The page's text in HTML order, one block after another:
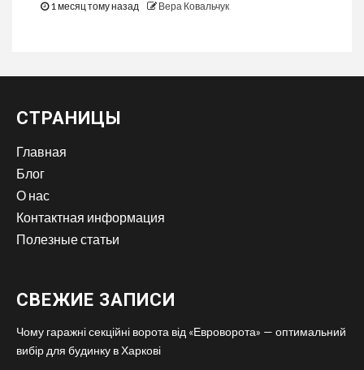
1 месяц тому назад Вера Ковальчук
СТРАНИЦЫ
Главная
Блог
О нас
Контактная информация
Полезные статьи
СВЕЖИЕ ЗАПИСИ
Чому гаражні секційні ворота від «Евроворота» — оптимальний
вибір для будинку в Харкові